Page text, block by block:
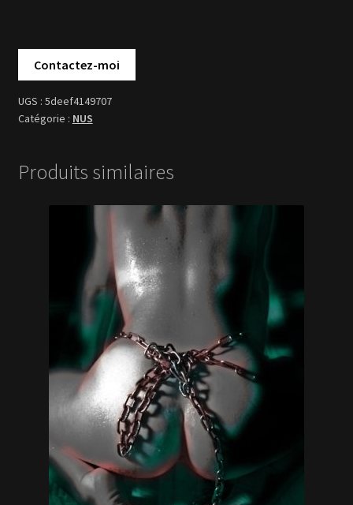
5deef4149707
NUS
Produits similaires